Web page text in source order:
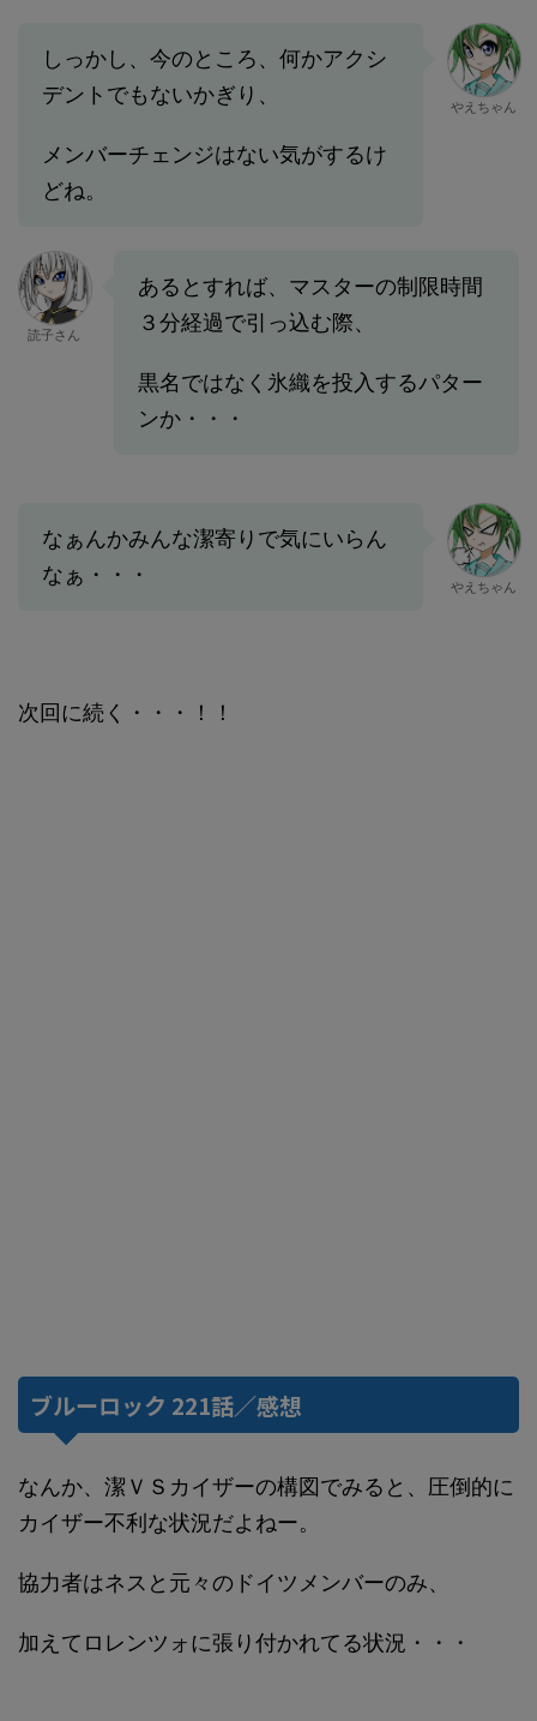
しっかし、今のところ、何かアクシ
デントでもないかぎり、
メンバーチェンジはない気がするけ
どね。
やえちゃん
読子さん
あるとすれば、マスターの制限時間
３分経過で引っ込む際、
黒名ではなく氷織を投入するパター
ンか・・・
なぁんかみんな潔寄りで気にいらん
なぁ・・・
やえちゃん
次回に続く・・・！！
ブルーロック 221話／感想
なんか、潔ＶＳカイザーの構図でみると、圧倒的に
カイザー不利な状況だよねー。
協力者はネスと元々のドイツメンバーのみ、
加えてロレンツォに張り付かれてる状況・・・